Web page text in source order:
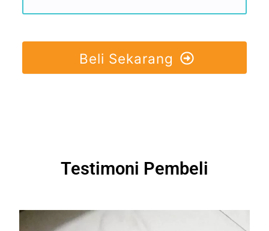
Beli Sekarang
Testimoni Pembeli